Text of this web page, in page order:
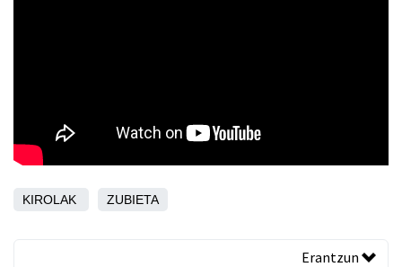
KIROLAK ZUBIETA
Erantzun